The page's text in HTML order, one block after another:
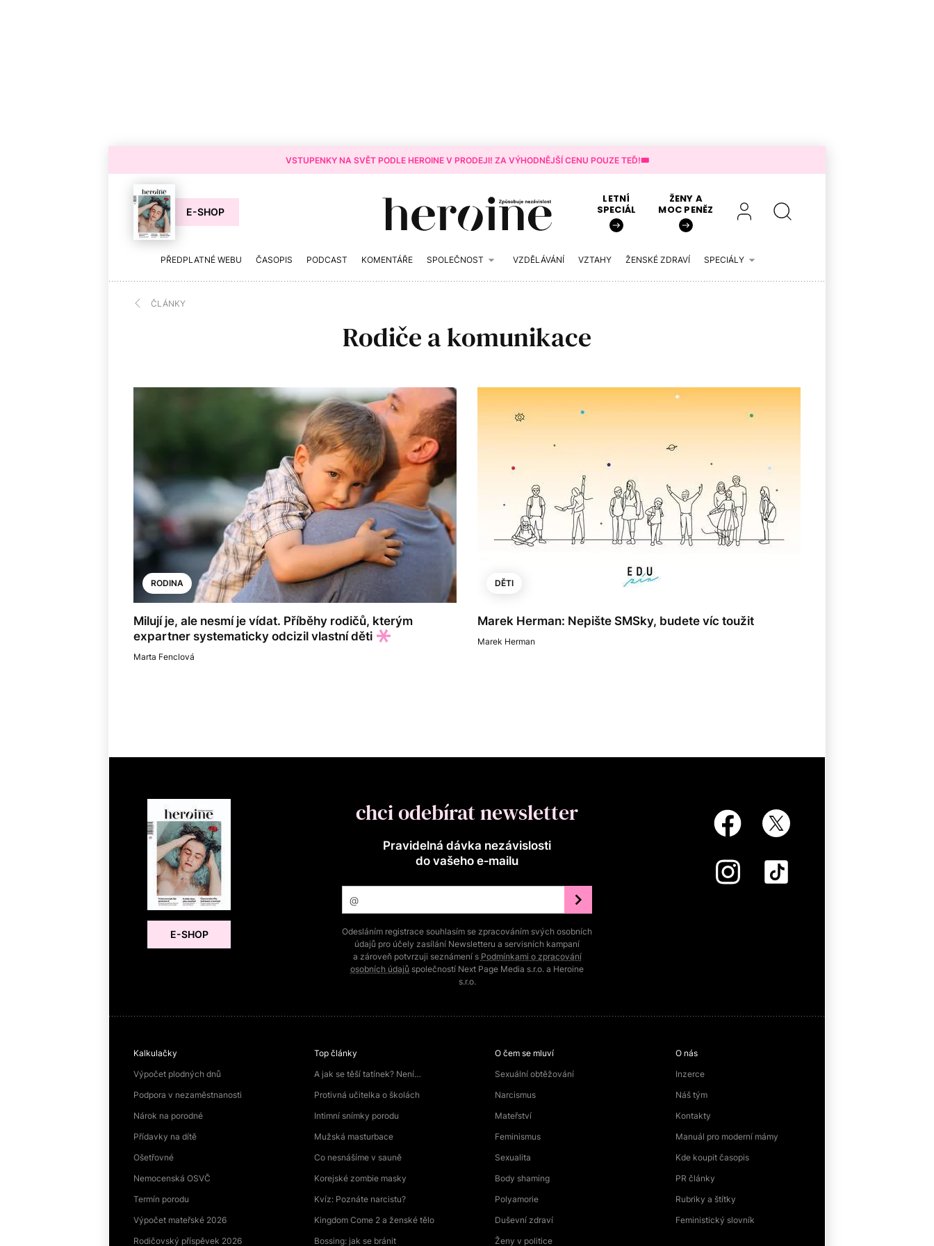
VSTUPENKY NA SVĚT PODLE HEROINE V PRODEJI! ZA VÝHODNĚJŠÍ CENU POUZE TEĎ!🎟️
E-SHOP
LETNÍ
SPECIÁL
ŽENY A
MOC PENĚZ
PŘEDPLATNÉ WEBU ČASOPIS PODCAST KOMENTÁŘE SPOLEČNOST VZDĚLÁVÁNÍ VZTAHY ŽENSKÉ ZDRAVÍ SPECIÁLY
ČLÁNKY
Rodiče a komunikace
RODINA
Milují je, ale nesmí je vídat. Příběhy rodičů, kterým
expartner systematicky odcizil vlastní děti
Marta Fenclová
DĚTI
Marek Herman: Nepište SMSky, budete víc toužit
Marek Herman
E-SHOP
chci odebírat newsletter
Pravidelná dávka nezávislosti
do vašeho e‑mailu
Odesláním registrace souhlasím se zpracováním svých osobních
údajů pro účely zasílání Newsletteru a servisních kampaní
a zároveň potvrzuji seznámení s Podmínkami o zpracování
osobních údajů společností Next Page Media s.r.o. a Heroine
s.r.o.
Kalkulačky
Výpočet plodných dnů
Podpora v nezaměstnanosti
Nárok na porodné
Přídavky na dítě
Ošetřovné
Nemocenská OSVČ
Termín porodu
Výpočet mateřské 2026
Rodičovský příspěvek 2026
Top články
A jak se těší tatínek? Není…
Protivná učitelka o školách
Intimní snímky porodu
Mužská masturbace
Co nesnášíme v sauně
Korejské zombie masky
Kvíz: Poznáte narcistu?
Kingdom Come 2 a ženské tělo
Bossing: jak se bránit
O čem se mluví
Sexuální obtěžování
Narcismus
Mateřství
Feminismus
Sexualita
Body shaming
Polyamorie
Duševní zdraví
Ženy v politice
O nás
Inzerce
Náš tým
Kontakty
Manuál pro moderní mámy
Kde koupit časopis
PR články
Rubriky a štítky
Feministický slovník
8